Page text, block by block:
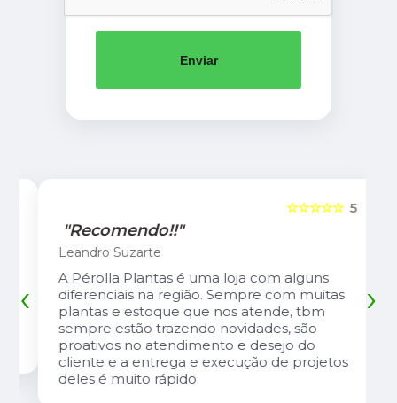
Enviar
5
☆☆☆☆☆
"Recomendo!!"
Leandro Suzarte
A Pérolla Plantas é uma loja com alguns
diferenciais na região. Sempre com muitas
plantas e estoque que nos atende, tbm
sempre estão trazendo novidades, são
proativos no atendimento e desejo do
cliente e a entrega e execução de projetos
deles é muito rápido.
‹ ›